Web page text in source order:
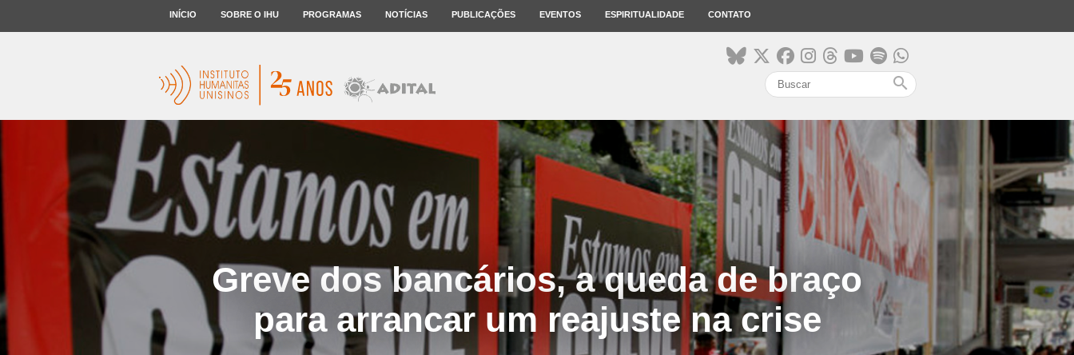
INÍCIO SOBRE O IHU PROGRAMAS NOTÍCIAS PUBLICAÇÕES EVENTOS ESPIRITUALIDADE CONTATO
search
Greve dos bancários, a queda de braço
para arrancar um reajuste na crise